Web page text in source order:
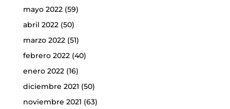
mayo 2022(59)
abril 2022(50)
marzo 2022(51)
febrero 2022(40)
enero 2022(16)
diciembre 2021 (50)
noviembre 2021 (63)